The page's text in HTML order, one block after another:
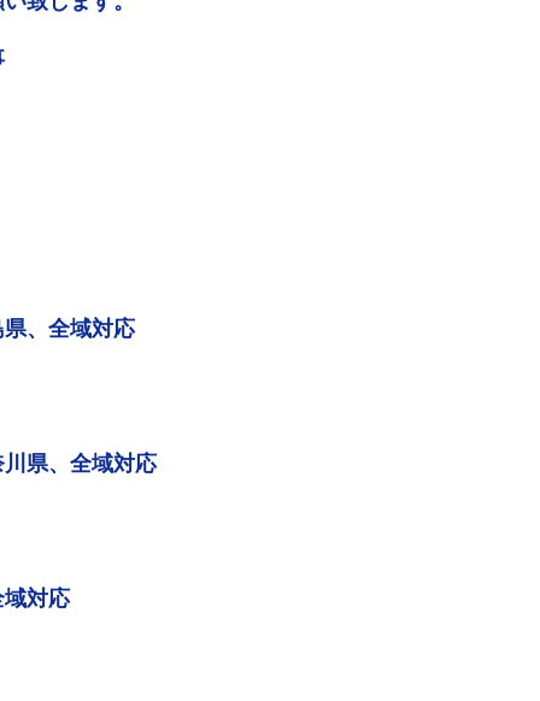
、全域対応
県、全域対応
対応